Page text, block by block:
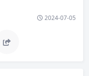
2024-07-05